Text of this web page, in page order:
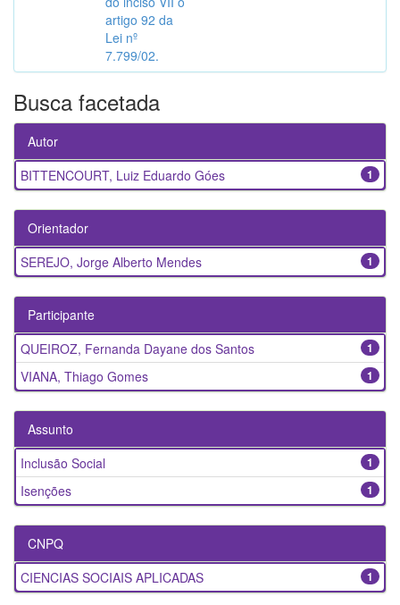
artigo 92 da
Lei nº
7.799/02.
Busca facetada
Autor
1
BITTENCOURT, Luiz Eduardo Góes
Orientador
1
SEREJO, Jorge Alberto Mendes
Participante
1
QUEIROZ, Fernanda Dayane dos Santos
1
VIANA, Thiago Gomes
Assunto
1
Inclusão Social
1
Isenções
CNPQ
1
CIENCIAS SOCIAIS APLICADAS